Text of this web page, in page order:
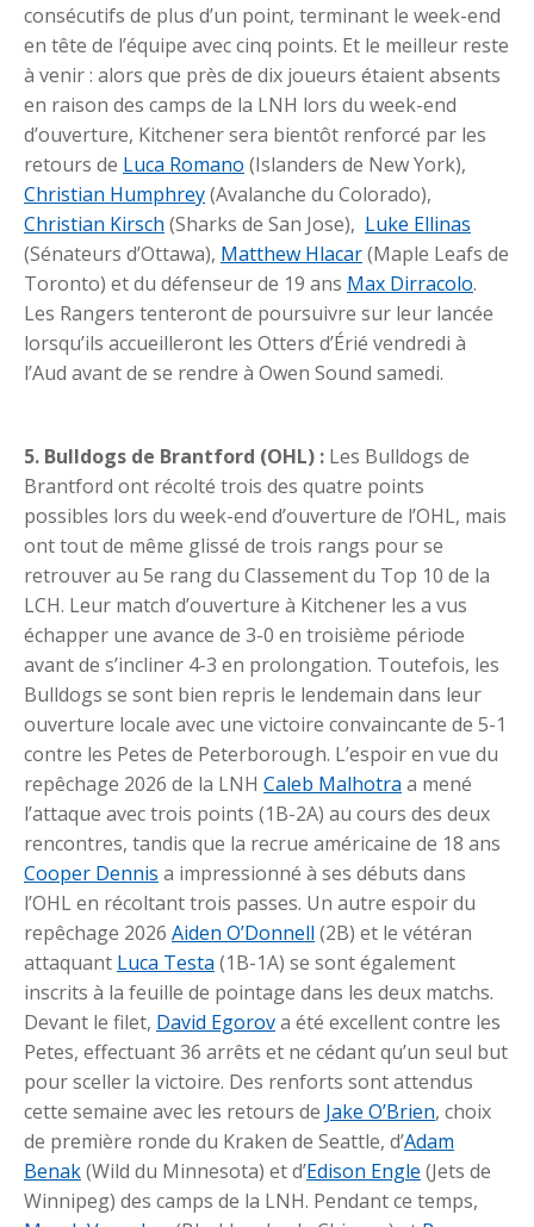
consécutifs de plus d’un point, terminant le week-end
en tête de l’équipe avec cinq points. Et le meilleur reste
à venir : alors que près de dix joueurs étaient absents
en raison des camps de la LNH lors du week-end
d’ouverture, Kitchener sera bientôt renforcé par les
retours de Luca Romano (Islanders de New York),
Christian Humphrey(Avalanche du Colorado),
Christian Kirsch (Sharks de San Jose), Luke Ellinas
(Sénateurs d’Ottawa), Matthew Hlacar(Maple Leafs de
Toronto) et du défenseur de 19 ans Max Dirracolo.
Les Rangers tenteront de poursuivre sur leur lancée
lorsqu’ils accueilleront les Otters d’Érié vendredi à
l’Aud avant de se rendre à Owen Sound samedi.
5. Bulldogs de Brantford (OHL) : Les Bulldogs de
Brantford ont récolté trois des quatre points
possibles lors du week-end d’ouverture de l’OHL, mais
ont tout de même glissé de trois rangs pour se
retrouver au 5e rang du Classement du Top 10 de la
LCH. Leur match d’ouverture à Kitchener les a vus
échapper une avance de 3-0 en troisième période
avant de s’incliner 4-3 en prolongation. Toutefois, les
Bulldogs se sont bien repris le lendemain dans leur
ouverture locale avec une victoire convaincante de 5-1
contre les Petes de Peterborough. L’espoir en vue du
repêchage 2026 de la LNH Caleb Malhotra a mené
l’attaque avec trois points (1B-2A) au cours des deux
rencontres, tandis que la recrue américaine de 18 ans
Cooper Dennis a impressionné à ses débuts dans
l’OHL en récoltant trois passes. Un autre espoir du
repêchage 2026 Aiden O’Donnell (2B) et le vétéran
attaquant Luca Testa (1B-1A) se sont également
inscrits à la feuille de pointage dans les deux matchs.
Devant le filet, David Egorova été excellent contre les
Petes, effectuant 36 arrêts et ne cédant qu’un seul but
pour sceller la victoire. Des renforts sont attendus
cette semaine avec les retours de Jake O’Brien, choix
de première ronde du Kraken de Seattle, d’Adam
Benak(Wild du Minnesota) et d’Edison Engle (Jets de
Winnipeg) des camps de la LNH. Pendant ce temps,